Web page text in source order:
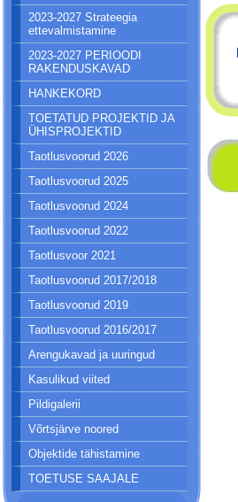
2023-2027 Strateegia
ettevalmistamine
2023-2027 PERIOODI
RAKENDUSKAVAD
HANKEKORD
TOETATUD PROJEKTID JA
ÜHISPROJEKTID
Taotlusvoorud 2026
Taotlusvoorud 2025
Taotlusvoorud 2024
Taotlusvoorud 2022
Taotlusvoor 2021
Taotlusvoorud 2017/2018
Taotlusvoorud 2019
Taotlusvoorud 2016/2017
Arengukavad ja uuringud
Kasulikud viited
Pildigalerii
Võrtsjärve noored
Objektide tähistamine
TOETUSE SAAJALE